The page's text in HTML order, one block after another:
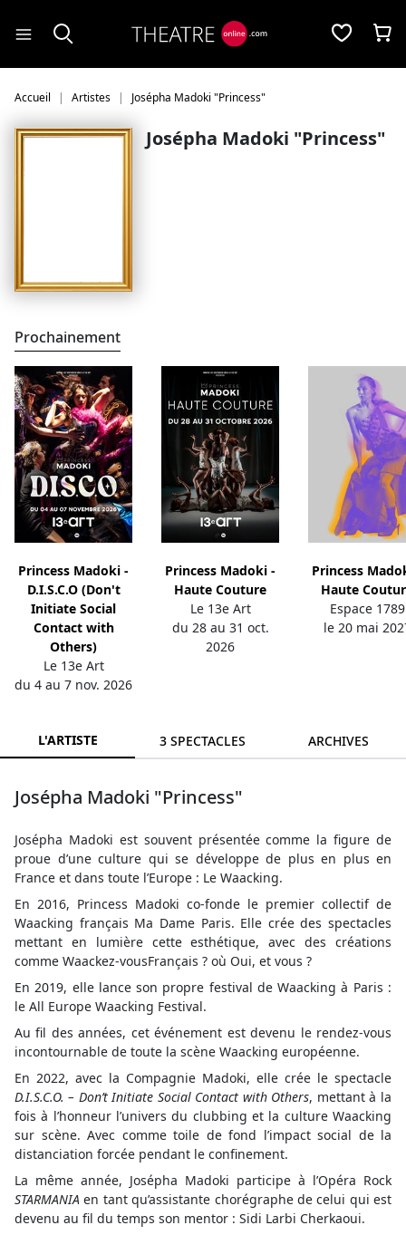
Accueil Artistes Josépha Madoki "Princess"
Josépha Madoki "Princess"
Prochainement
Princess Madoki -
D.I.S.C.O (Don't
Initiate Social
Contact with
Others)
Le 13e Art
du 4 au 7 nov. 2026
Princess Madoki -
Haute Couture
Le 13e Art
du 28 au 31 oct.
2026
Princess
Haute
Espace 1789
le 20 mai
L'ARTISTE 3 SPECTACLES ARCHIVES
Josépha Madoki "Princess"
Josépha Madoki est souvent présentée comme la figure de
proue d’une culture qui se développe de plus en plus en
France et dans toute l’Europe : Le Waacking.
En 2016, Princess Madoki co-fonde le premier collectif de
Waacking français Ma Dame Paris. Elle crée des spectacles
mettant en lumière cette esthétique, avec des créations
comme Waackez-vousFrançais ? où Oui, et vous ?
En 2019, elle lance son propre festival de Waacking à Paris :
le All Europe Waacking Festival.
Au fil des années, cet événement est devenu le rendez-vous
incontournable de toute la scène Waacking européenne.
En 2022, avec la Compagnie Madoki, elle crée le spectacle
D.I.S.C.O. – Don’t Initiate Social Contact with Others, mettant à la
fois à l’honneur l’univers du clubbing et la culture Waacking
sur scène. Avec comme toile de fond l’impact social de la
distanciation forcée pendant le confinement.
La même année, Josépha Madoki participe à l’Opéra Rock
STARMANIAen tant qu’assistante chorégraphe de celui qui est
devenu au fil du temps son mentor : Sidi Larbi Cherkaoui.